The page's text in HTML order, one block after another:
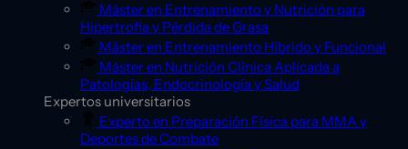
Máster en Entrenamiento y Nutrición para
Hipertrofia y Pérdida de Grasa
Máster en Entrenamiento Híbrido y Funcional
Máster en Nutrición Clínica Aplicada a
Patologías, Endocrinología y Salud
Expertos universitarios
Experto en Preparación Física para MMA y
Deportes de Combate